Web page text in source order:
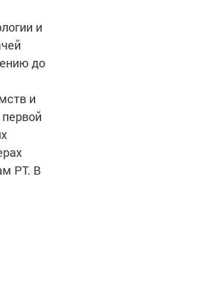
и
до
и
РТ. В